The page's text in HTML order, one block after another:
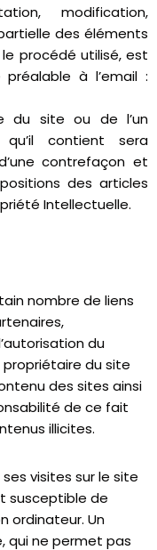
modification,
des éléments
procédé utilisé, est
à l’email :
du site ou de l’un
contient sera
contrefaçon et
des articles
Intellectuelle.
nombre de liens
du
du site
des sites ainsi
de ce fait
illicites.
visites sur le site
susceptible de
ordinateur. Un
qui ne permet pas